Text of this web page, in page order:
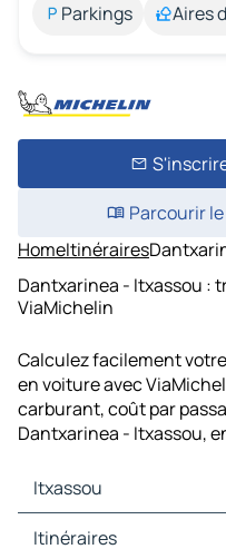
Parkings
Aires
Parcourir
HomeItinéraires
Dantxarinea - Itxassou :
ViaMichelin
Calculez facilement
en voiture avec
carburant, coût par
Dantxarinea - Itxassou,
Itxassou
Itxassou Cartes et plans
Itinéraires